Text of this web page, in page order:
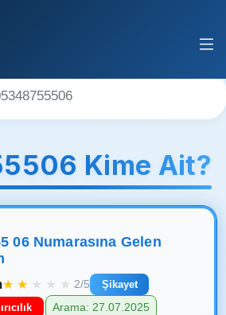
Kime Ait?
06 Numarasına Gelen
★ ★ ★ ★ ★ 2/5
Şikayet
Arama: 27.07.2025